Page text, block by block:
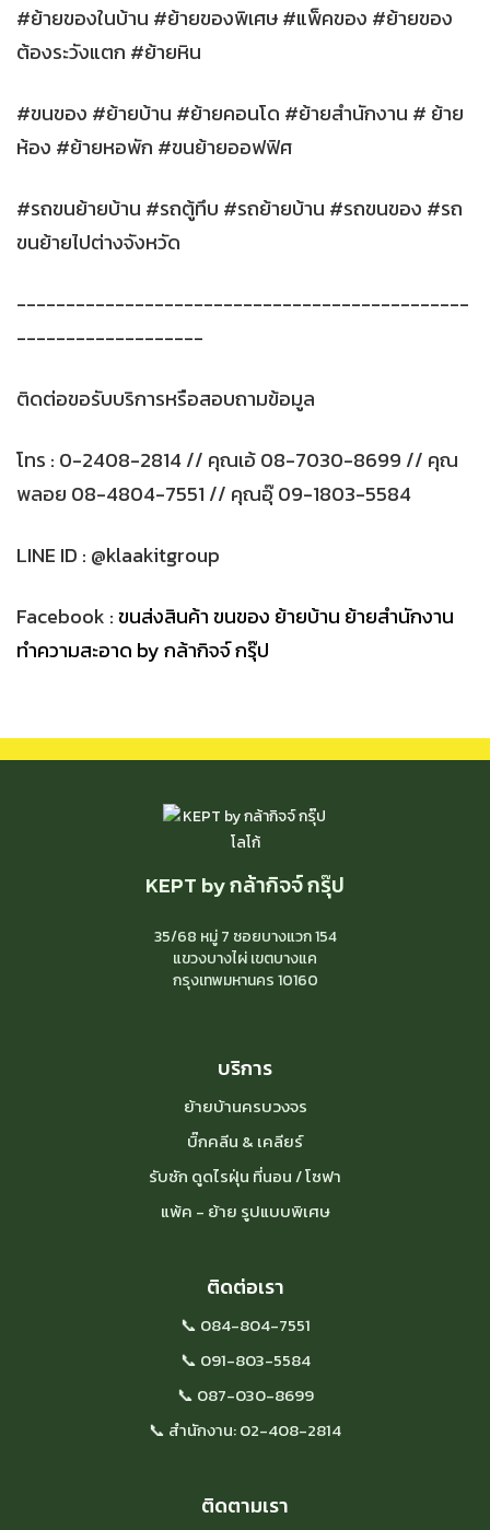
#ย้ายของในบ้าน #ย้ายของพิเศษ #แพ็คของ #ย้ายของ
ต้องระวังแตก #ย้ายหิน
#ขนของ #ย้ายบ้าน #ย้ายคอนโด #ย้ายสำนักงาน # ย้าย
ห้อง #ย้ายหอพัก #ขนย้ายออฟฟิศ
#รถขนย้ายบ้าน #รถตู้ทึบ #รถย้ายบ้าน #รถขนของ #รถ
ขนย้ายไปต่างจังหวัด
----------------------------------------------
-------------------
ติดต่อขอรับบริการหรือสอบถามข้อมูล
โทร : 0-2408-2814 // คุณเอ้ 08-7030-8699 // คุณ
พลอย 08-4804-7551 // คุณอุ๊ 09-1803-5584
LINE ID : @klaakitgroup
Facebook :ขนส่งสินค้า ขนของ ย้ายบ้าน ย้ายสำนักงาน
ทำความสะอาด by กล้ากิจจ์ กรุ๊ป
KEPT by กล้ากิจจ์ กรุ๊ป
35/68 หมู่ 7 ซอยบางแวก 154
แขวงบางไผ่ เขตบางแค
กรุงเทพมหานคร10160
บริการ
ย้ายบ้านครบวงจร
บิ๊กคลีน & เคลียร์
รับซัก ดูดไรฝุ่น ที่นอน / โซฟา
แพ้ค - ย้าย รูปแบบพิเศษ
ติดต่อเรา
📞 084-804-7551
📞 091-803-5584
📞 087-030-8699
📞 สำนักงาน: 02-408-2814
ติดตามเรา